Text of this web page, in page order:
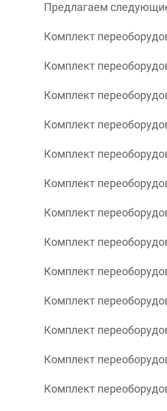
Предлагаем
Комплект
Комплект
Комплект
Комплект
Комплект
Комплект
Комплект
Комплект
Комплект
Комплект
Комплект
Комплект
Комплект